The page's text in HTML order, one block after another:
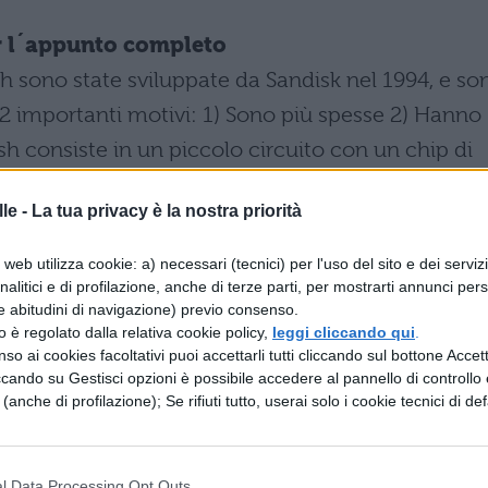
- La tua privacy è la nostra priorità
utilizza cookie: a) necessari (tecnici) per l'uso del sito e dei
e di profilazione, anche di terze parti, per mostrarti annunci
abitudini di navigazione) previo consenso.
è regolato dalla relativa cookie policy, leggi cliccando qui
ai cookies facoltativi puoi accettarli tutti cliccando sul bottone
su Gestisci opzioni è possibile accedere al pannello di controllo
di profilazione); Se rifiuti tutto, userai solo i cookie tecnici di
completo
sono state sviluppate da Sandisk nel 1994, e
importanti motivi: 1) Sono più spesse 2) Hanno
consiste in un piccolo circuito con un chip di
controller, il tutto incassato in un duro guscio
Smart Media. Come indicato sotto, le
34mm e hanno 2 spessori: Tipo 1 di 3.3mm e il
spessore in queste schede comporta un
dati. Le Compact Flash hanno una
integrato puo aumentare le prestazioni,
hanno processori lenti. (segue nel file da